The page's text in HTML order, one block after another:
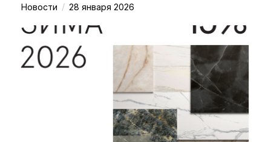
Новости / 28 января 2026